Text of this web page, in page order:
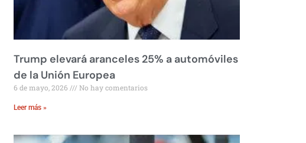
Trump elevará aranceles 25% a automóviles
de la Unión Europea
6 de mayo, 2026 No hay comentarios
Leer más »